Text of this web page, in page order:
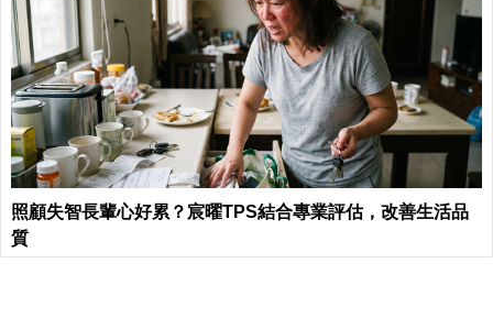
照顧失智長輩心好累？宸曜TPS結合專業評估，改善生活品
質